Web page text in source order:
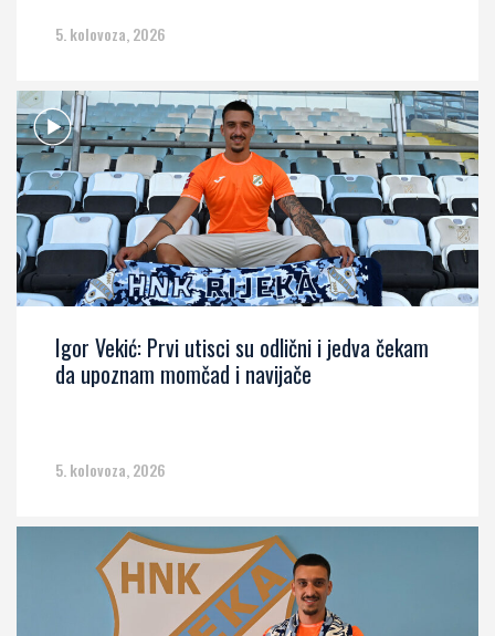
5. kolovoza, 2026
Igor Vekić: Prvi utisci su odlični i jedva čekam
da upoznam momčad i navijače
5. kolovoza, 2026